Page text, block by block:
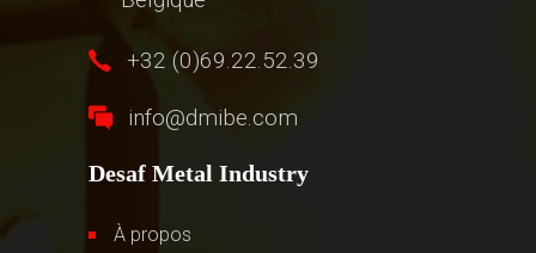
+32 (0)69.22.52.39
info@dmibe.com
Desaf Metal Industry
À propos